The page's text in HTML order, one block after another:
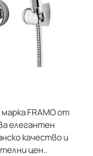
ДИЗАЙНЕРСКИ
FRAMO от
елегантен
качество и
цен..